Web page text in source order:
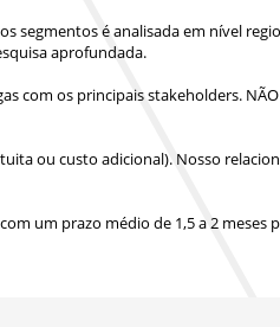
é analisada em nível
aprofundada.
com os principais stakeholders.
ou custo adicional). Nosso
um prazo médio de 1,5 a 2 meses